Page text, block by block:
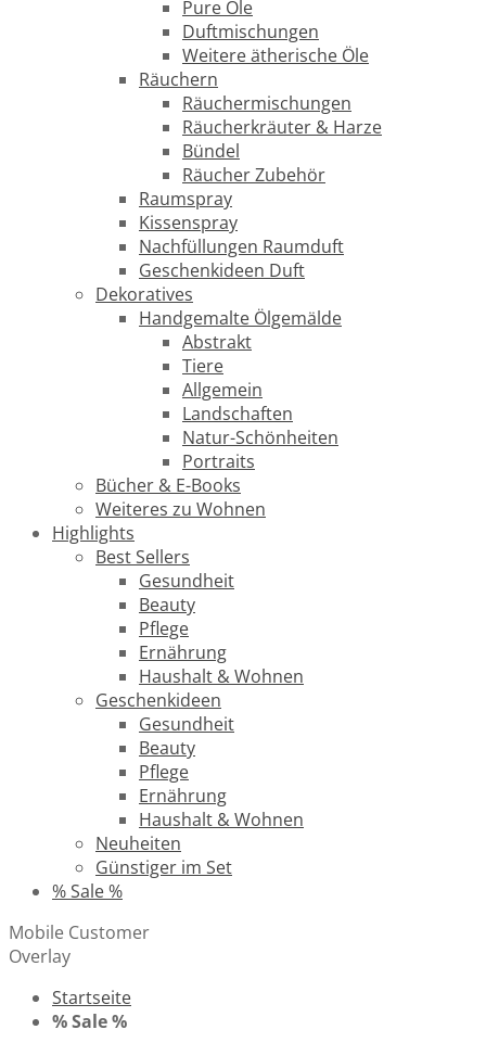
Pure Öle
Duftmischungen
Weitere ätherische Öle
Räuchern
Räuchermischungen
Räucherkräuter & Harze
Bündel
Räucher Zubehör
Raumspray
Kissenspray
Nachfüllungen Raumduft
Geschenkideen Duft
Dekoratives
Handgemalte Ölgemälde
Abstrakt
Tiere
Allgemein
Landschaften
Natur-Schönheiten
Portraits
Bücher & E-Books
Weiteres zu Wohnen
Highlights
Best Sellers
Gesundheit
Beauty
Pflege
Ernährung
Haushalt & Wohnen
Geschenkideen
Gesundheit
Beauty
Pflege
Ernährung
Haushalt & Wohnen
Neuheiten
Günstiger im Set
% Sale %
Mobile Customer
Overlay
Startseite
% Sale %